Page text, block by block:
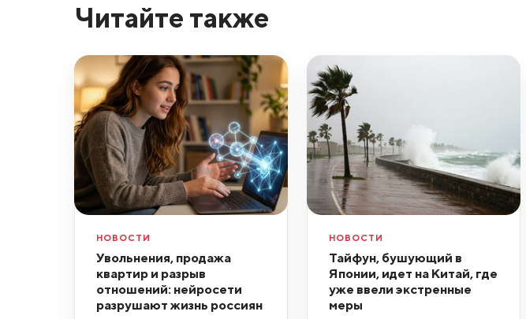
Читайте также
НОВОСТИ
Увольнения, продажа
квартир и разрыв
отношений: нейросети
разрушают жизнь россиян
НОВОСТИ
Тайфун, бушующий в
Японии, идет на Китай, где
уже ввели экстренные
меры